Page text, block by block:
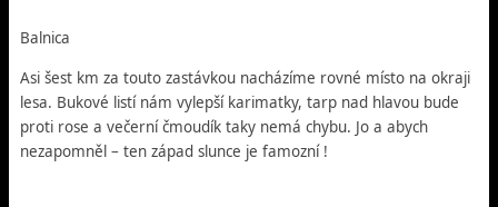
Balnica
Asi šest km za touto zastávkou nacházíme rovné místo na okraji
lesa. Bukové listí nám vylepší karimatky, tarp nad hlavou bude
proti rose a večerní čmoudík taky nemá chybu. Jo a abych
nezapomněl – ten západ slunce je famozní !